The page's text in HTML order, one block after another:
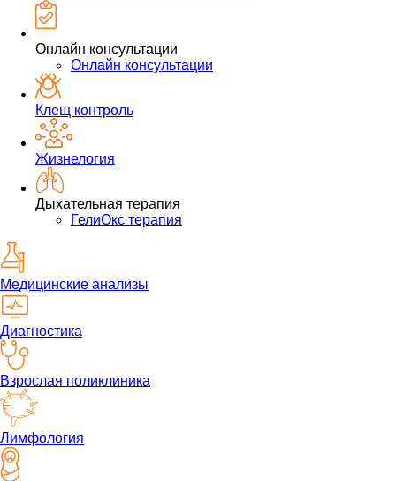
Онлайн консультации
Онлайн консультации
Клещ контроль
Жизнелогия
Дыхательная терапия
ГелиОкс терапия
Медицинские анализы
Диагностика
Взрослая поликлиника
Лимфология